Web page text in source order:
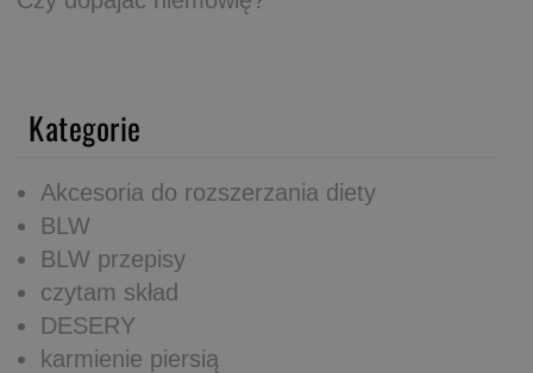
Kategorie
Akcesoria do rozszerzania diety
BLW
BLW przepisy
czytam skład
DESERY
karmienie piersią